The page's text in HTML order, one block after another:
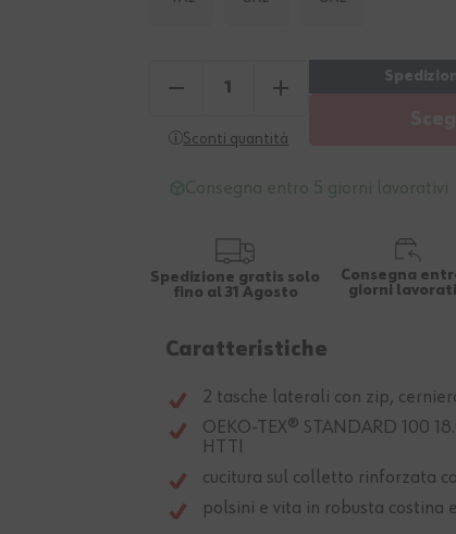
Sconti quantità
Consegna entro 5 giorni lavorativi
Spedizione gratis solo
fino al 31 Agosto
Consegna
giorni
Caratteristiche
2 tasche laterali con zip,
OEKO-TEX® STANDARD 100
HTTI
cucitura sul colletto rinforzata
polsini e vita in robusta costina